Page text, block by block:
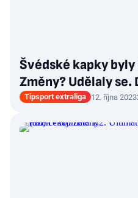
Švédské kapky
Změny? Udělaly se.
Tipsport extraliga 12. října 2023